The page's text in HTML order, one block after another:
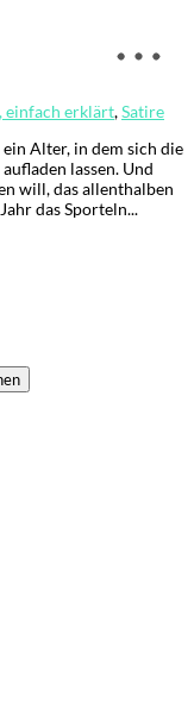
einfach erklärt,Satire
Alter, in dem sich die
lassen. Und
will, das allenthalben
das Sporteln...